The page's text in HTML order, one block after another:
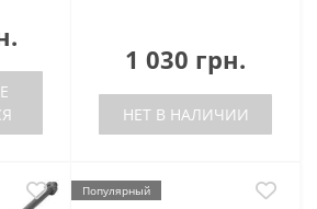
1 030 грн.
НЕТ В НАЛИЧИИ
Популярный